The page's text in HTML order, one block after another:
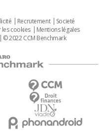
Recrutement
Societé
cookies
Mentions légales
© 2022 CCM Benchmark